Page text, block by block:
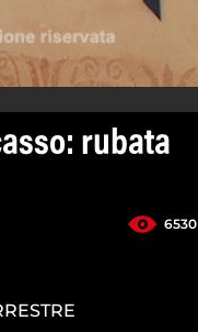
rubata
6530